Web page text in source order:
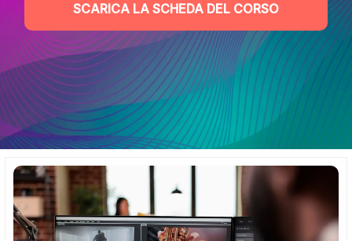
SCARICA LA SCHEDA DEL CORSO